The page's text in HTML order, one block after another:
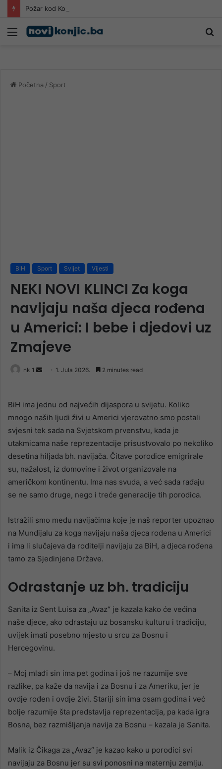
Požar kod Konjica lokaliziran, vatrogasci i dalje na terenu
Meni
Početna / Sport
BiH Sport Svijet Vijesti
NEKI NOVI KLINCI Za koga
navijaju naša djeca rođena
u Americi: I bebe i djedovi uz
Zmajeve
nk 1
Send 1. Jula 2026. 2 minutes read
BiH ima jednu od najvećih dijaspora u svijetu. Koliko
mnogo naših ljudi živi u Americi vjerovatno smo postali
svjesni tek sada na Svjetskom prvenstvu, kada je
utakmicama naše reprezentacije prisustvovalo po nekoliko
desetina hiljada bh. navijača. Čitave porodice emigrirale
su, nažalost, iz domovine i život organizovale na
američkom kontinentu. Ima nas svuda, a već sada rađaju
se ne samo druge, nego i treće generacije tih porodica.
Istražili smo među navijačima koje je naš reporter upoznao
na Mundijalu za koga navijaju naša djeca rođena u Americi
i ima li slučajeva da roditelji navijaju za BiH, a djeca rođena
tamo za Sjedinjene Države.
Odrastanje uz bh. tradiciju
Sanita iz Sent Luisa za „Avaz“ je kazala kako će većina
naše djece, ako odrastaju uz bosansku kulturu i tradiciju,
uvijek imati posebno mjesto u srcu za Bosnu i
Hercegovinu.
– Moj mlađi sin ima pet godina i još ne razumije sve
razlike, pa kaže da navija i za Bosnu i za Ameriku, jer je
ovdje rođen i ovdje živi. Stariji sin ima osam godina i već
bolje razumije šta predstavlja reprezentacija, pa kada igra
Bosna, bez razmišljanja navija za Bosnu – kazala je Sanita.
Malik iz Čikaga za „Avaz“ je kazao kako u porodici svi
navijaju za Bosnu jer su svi ponosni na maternju zemlju.